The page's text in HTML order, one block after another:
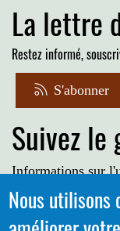
La lettre
Restez informé,
S'abonner
Suivez le
Informations sur
Voir le
Nous utilisons